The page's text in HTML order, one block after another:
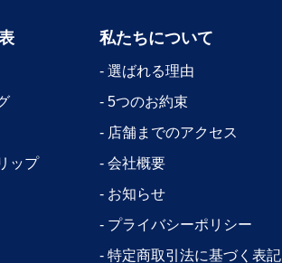
ップ
私たちについて
選ばれる理由
5つのお約束
店舗までのアクセス
会社概要
お知らせ
プライバシーポリシー
特定商取引法に基づく表記